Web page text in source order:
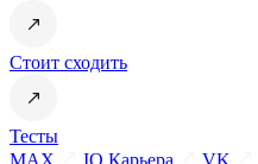
Стоит сходить
Тесты
MAX
IQ Карьера VK